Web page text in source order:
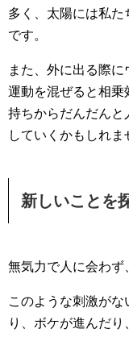
多く、太陽には私
です。
また、外に出る際
運動を混ぜると相乗
持ちからだんだんと
していくかもしれま
新しいことを
無気力で人に会わず
このような刺激が
り、ボケが進んだ